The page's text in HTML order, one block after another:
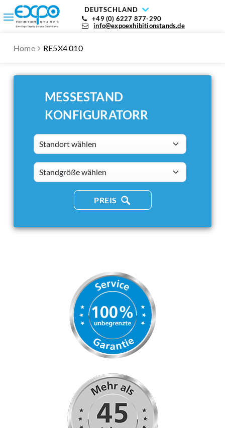
DEUTSCHLAND
+49 (0) 6227 877-290
info@expoexhibitionstands.de
Home RE5X4 010
MESSESTAND
KONFIGURATORR
Standort wählen
standsizes
PREIS